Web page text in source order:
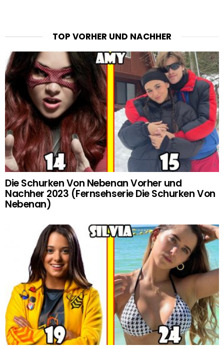
TOP VORHER UND NACHHER
Die Schurken Von Nebenan Vorher und
Nachher 2023 (Fernsehserie Die Schurken Von
Nebenan)